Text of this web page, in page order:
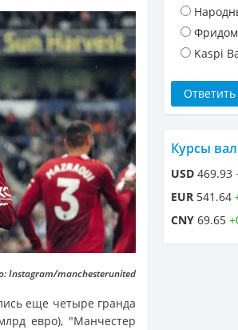
Instagram/manchesterunited
еще четыре гранда
евро), "Манчестер
Фридом
Kaspi
Курсы
USD 469.93
EUR 541.64
CNY 69.65